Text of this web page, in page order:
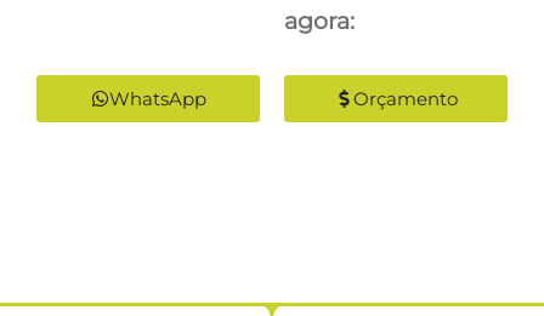
agora:
WhatsApp Orçamento